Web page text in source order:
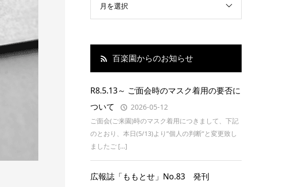
月を選択
百楽園からのお知らせ
R8.5.13～ ご面会時のマスク着用の要否に
ついて
2026-05-12
ご面会(ご来園)時のマスク着用につきまして、下記
のとおり、本日(5/13)より”個人の判断”と変更致し
ましたご […]
広報誌「ももとせ」No.83 発刊